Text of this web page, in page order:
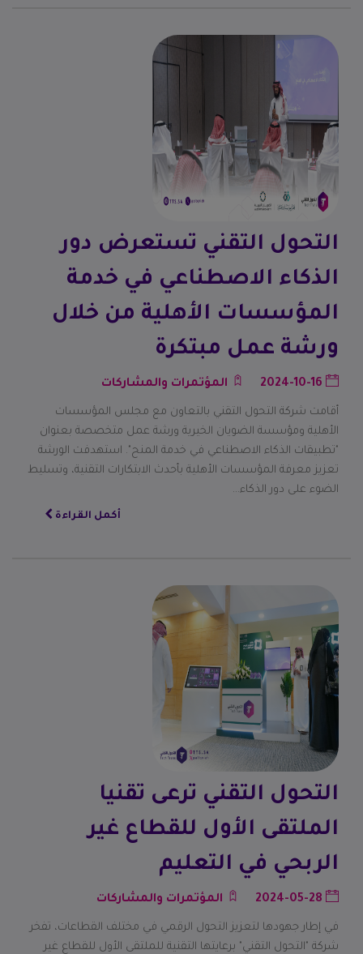
التحول التقني تستعرض دور
الذكاء الاصطناعي في خدمة
المؤسسات الأهلية من خلال
ورشة عمل مبتكرة
2024-10-16 المؤتمرات والمشاركات
أقامت شركة التحول التقني بالتعاون مع مجلس المؤسسات
الأهلية ومؤسسة الضويان الخيرية ورشة عمل متخصصة بعنوان
"تطبيقات الذكاء الاصطناعي في خدمة المنح". استهدفت الورشة
تعزيز معرفة المؤسسات الأهلية بأحدث الابتكارات التقنية، وتسليط
الضوء على دور الذكاء…
أكمل القراءة
التحول التقني ترعى تقنيا
الملتقى الأول للقطاع غير
الربحي في التعليم
2024-05-28 المؤتمرات والمشاركات
في إطار جهودها لتعزيز التحول الرقمي في مختلف القطاعات، تفخر
شركة "التحول التقني" برعايتها التقنية للملتقى الأول للقطاع غير